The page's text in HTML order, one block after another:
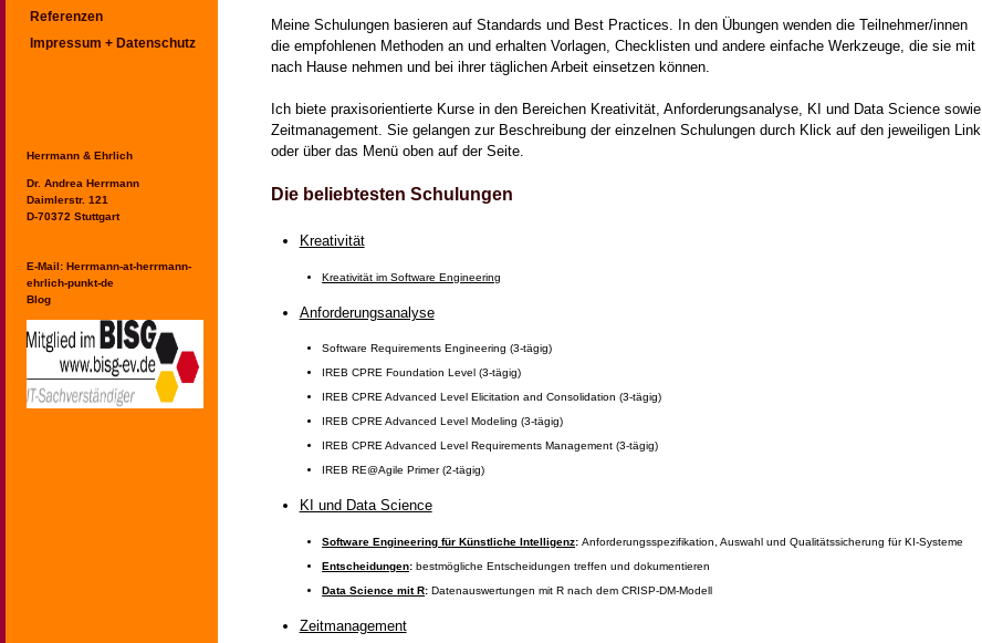
Referenzen
Impressum + Datenschutz
Herrmann & Ehrlich
Dr. Andrea Herrmann
Daimlerstr. 121
D-70372 Stuttgart
E-Mail: Herrmann-at-herrmann-
ehrlich-punkt-de
Blog
Meine Schulungen basieren auf Standards und Best Practices. In den Übungen wenden die Teilnehmer/innen
die empfohlenen Methoden an und erhalten Vorlagen, Checklisten und andere einfache Werkzeuge, die sie mit
nach Hause nehmen und bei ihrer täglichen Arbeit einsetzen können.
Ich biete praxisorientierte Kurse in den Bereichen Kreativität, Anforderungsanalyse, KI und Data Science sowie
Zeitmanagement. Sie gelangen zur Beschreibung der einzelnen Schulungen durch Klick auf den jeweiligen Link
oder über das Menü oben auf der Seite.
Die beliebtesten Schulungen
Kreativität
Kreativität im Software Engineering
Anforderungsanalyse
Software Requirements Engineering (3-tägig)
IREB CPRE Foundation Level (3-tägig)
IREB CPRE Advanced Level Elicitation and Consolidation (3-tägig)
IREB CPRE Advanced Level Modeling (3-tägig)
IREB CPRE Advanced Level Requirements Management (3-tägig)
IREB RE@Agile Primer (2-tägig)
KI und Data Science
Software Engineering für Künstliche Intelligenz:Anforderungsspezifikation, Auswahl und Qualitätssicherung für KI-Systeme
Entscheidungen:bestmögliche Entscheidungen treffen und dokumentieren
Data Science mit R: Datenauswertungen mit R nach dem CRISP-DM-Modell
Zeitmanagement